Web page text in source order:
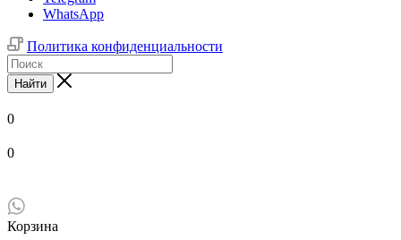
WhatsApp
Политика конфиденциальности
Найти
0
0
Корзина